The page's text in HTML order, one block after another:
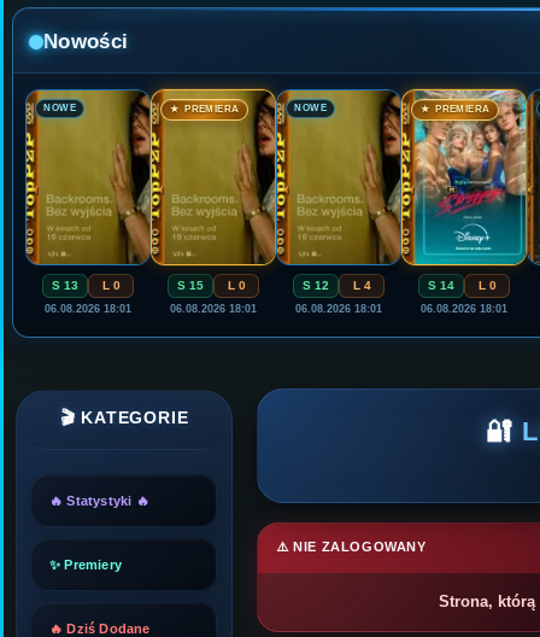
Nowości
🎬NOWE
S 13 L 0
06.08.2026 18:01
🎬★ PREMIERA
S 15 L 0
06.08.2026 18:01
🎬NOWE
S 12 L 4
06.08.2026 18:01
🎬★ PREMIERA
S 14 L 0
06.08.2026 18:01
🎬 KATEGORIE
🔥 Statystyki 🔥
✨ Premiery
🔥 Dziś Dodane
🔐
⚠️ NIE ZALOGOWANY
Strona,